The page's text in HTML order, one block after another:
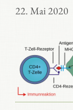
22. Mai 2020